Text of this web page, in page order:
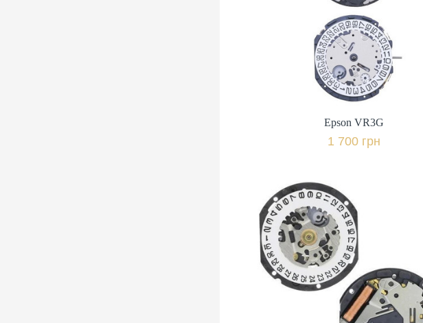
1 700 грн.
+ порівняти
Epson VR3G
1 700 грн
Epson VX12(6)
Виробник: Японія,
450 грн.